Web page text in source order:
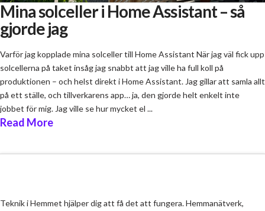
Mina solceller i Home Assistant – så
gjorde jag
Varför jag kopplade mina solceller till Home Assistant När jag väl fick upp
solcellerna på taket insåg jag snabbt att jag ville ha full koll på
produktionen – och helst direkt i Home Assistant. Jag gillar att samla allt
på ett ställe, och tillverkarens app… ja, den gjorde helt enkelt inte
jobbet för mig. Jag ville se hur mycket el ...
Read More
Teknik i Hemmet hjälper dig att få det att fungera. Hemmanätverk,